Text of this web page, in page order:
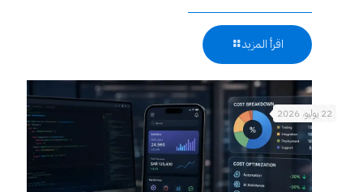
اقرأ المزيد
22 يوليو، 2026